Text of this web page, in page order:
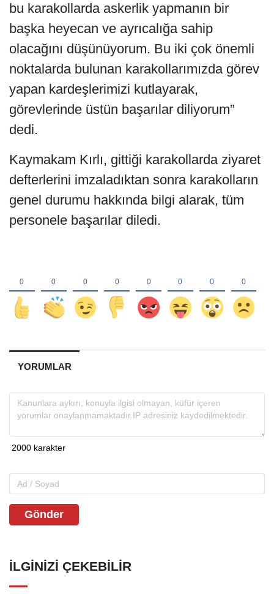
bu karakollarda askerlik yapmanın bir
başka heyecan ve ayrıcalığa sahip
olacağını düşünüyorum. Bu iki çok önemli
noktalarda bulunan karakollarımızda görev
yapan kardeşlerimizi kutlayarak,
görevlerinde üstün başarılar diliyorum”
dedi.
Kaymakam Kırlı, gittiği karakollarda ziyaret
defterlerini imzaladıktan sonra karakolların
genel durumu hakkında bilgi alarak, tüm
personele başarılar diledi.
YORUMLAR
Gönder
İLGINIZI ÇEKEBILIR